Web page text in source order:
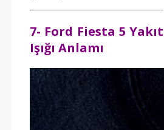
7- Ford Fiesta 5 Yakıt
Işığı Anlamı